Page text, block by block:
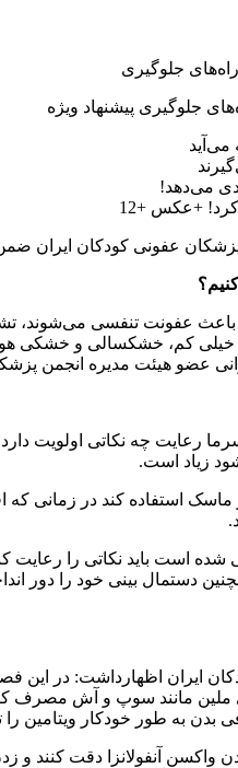
جلوگیری پیشنهاد ویژه
می‌آید
می‌دهد!
+عکس‌ +12
عفونی کودکان ایران
عفونت تنفسی می‌شوند،
کم، خشکسالی و خشکی
عضو هیئت مدیره انجمن
رعایت چه نکاتی اولویت
زیاد است.
ماسک استفاده کند در زمانی
است باید نکاتی را رعایت
بینی خود را دور
ایران اظهارداشت: در این
ملین مانند سوپ و آش
بدن به طور خودکار ویتامین
واکسن آنفولانزا دقت کنند